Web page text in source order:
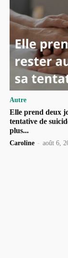
Autre
Elle prend deux
tentative de
plus...
Caroline - août 6,